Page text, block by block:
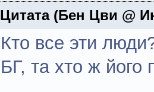
Цитата(Бен Цви @
Кто все эти
БГ, та хто ж його